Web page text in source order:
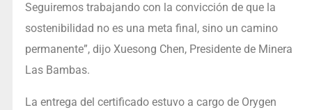
Seguiremos trabajando con la convicción de que la
sostenibilidad no es una meta final, sino un camino
permanente”, dijo Xuesong Chen, Presidente de Minera
Las Bambas.
La entrega del certificado estuvo a cargo de Orygen